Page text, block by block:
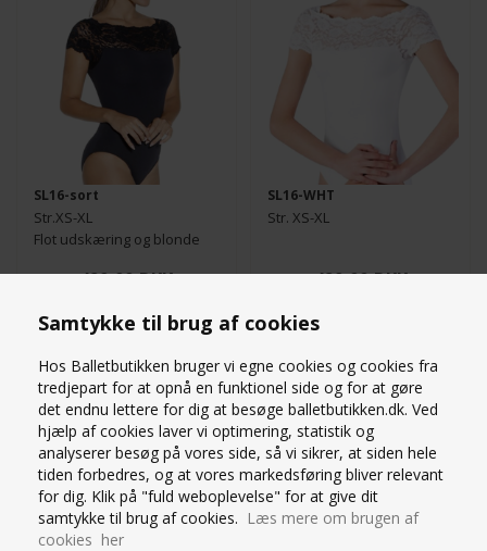
Samtykke til brug af cookies
Hos Balletbutikken bruger vi egne cookies og cookies fra
tredjepart for at opnå en funktionel side og for at gøre
det endnu lettere for dig at besøge balletbutikken.dk. Ved
hjælp af cookies laver vi optimering, statistik og
analyserer besøg på vores side, så vi sikrer, at siden hele
tiden forbedres, og at vores markedsføring bliver relevant
for dig. Klik på "fuld weboplevelse" for at give dit
samtykke til brug af cookies. Læs mere om brugen af
cookies her
SL16-sort
Str.XS-XL
Flot udskæring og blonde
429,00 DKK
SL16-WHT
Str. XS-XL
429,00 DKK
SO DANCA KANVAS
STRETCH BALLETSKO
MED SPLIT SÅL
SO DANCA SORT DRAGT
TIL PIGER MED BLONDE